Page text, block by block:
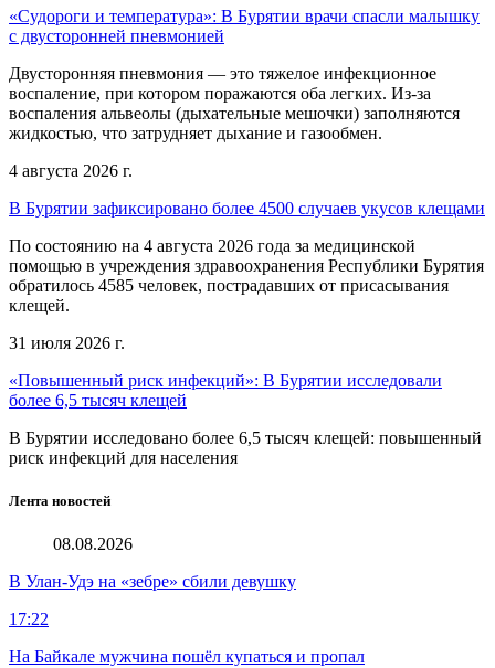
«Судороги и температура»: В Бурятии врачи спасли малышку
с двусторонней пневмонией
Двусторонняя пневмония — это тяжелое инфекционное
воспаление, при котором поражаются оба легких. Из-за
воспаления альвеолы (дыхательные мешочки) заполняются
жидкостью, что затрудняет дыхание и газообмен.
4 августа 2026 г.
В Бурятии зафиксировано более 4500 случаев укусов клещами
По состоянию на 4 августа 2026 года за медицинской
помощью в учреждения здравоохранения Республики Бурятия
обратилось 4585 человек, пострадавших от присасывания
клещей.
31 июля 2026 г.
«Повышенный риск инфекций»: В Бурятии исследовали
более 6,5 тысяч клещей
В Бурятии исследовано более 6,5 тысяч клещей: повышенный
риск инфекций для населения
Лента новостей
08.08.2026
В Улан-Удэ на «зебре» сбили девушку
17:22
На Байкале мужчина пошёл купаться и пропал